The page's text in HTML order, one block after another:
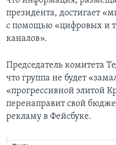
президента, достигает
с помощью «цифровых и
каналов».
Председатель комитета
что группа не будет
«прогрессивной элитой
перенаправит свой
рекламу в Фейсбуке.